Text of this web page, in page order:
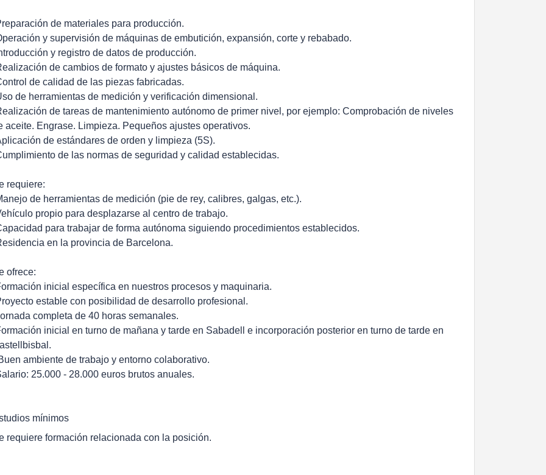
de materiales para producción.
y supervisión de máquinas de embutición, expansión, corte y rebabado.
y registro de datos de producción.
de cambios de formato y ajustes básicos de máquina.
de calidad de las piezas fabricadas.
de herramientas de medición y verificación dimensional.
de tareas de mantenimiento autónomo de primer nivel, por ejemplo: Comprobación de niveles
aceite. Engrase. Limpieza. Pequeños ajustes operativos.
de estándares de orden y limpieza (5S).
de las normas de seguridad y calidad establecidas.
requiere:
de herramientas de medición (pie de rey, calibres, galgas, etc.).
propio para desplazarse al centro de trabajo.
para trabajar de forma autónoma siguiendo procedimientos establecidos.
en la provincia de Barcelona.
ofrece:
inicial específica en nuestros procesos y maquinaria.
estable con posibilidad de desarrollo profesional.
completa de 40 horas semanales.
inicial en turno de mañana y tarde en Sabadell e incorporación posterior en turno de tarde en
ambiente de trabajo y entorno colaborativo.
25.000 - 28.000 euros brutos anuales.
mínimos
requiere formación relacionada con la posición.